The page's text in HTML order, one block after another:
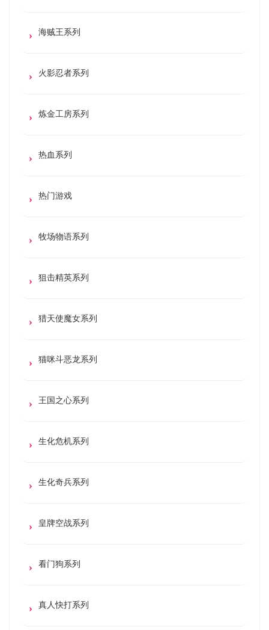
海贼王系列
火影忍者系列
炼金工房系列
热血系列
热门游戏
牧场物语系列
狙击精英系列
猎天使魔女系列
猫咪斗恶龙系列
王国之心系列
生化危机系列
生化奇兵系列
皇牌空战系列
看门狗系列
真人快打系列